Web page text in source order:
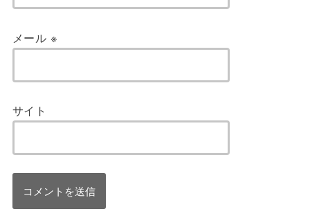
メール ※
サイト